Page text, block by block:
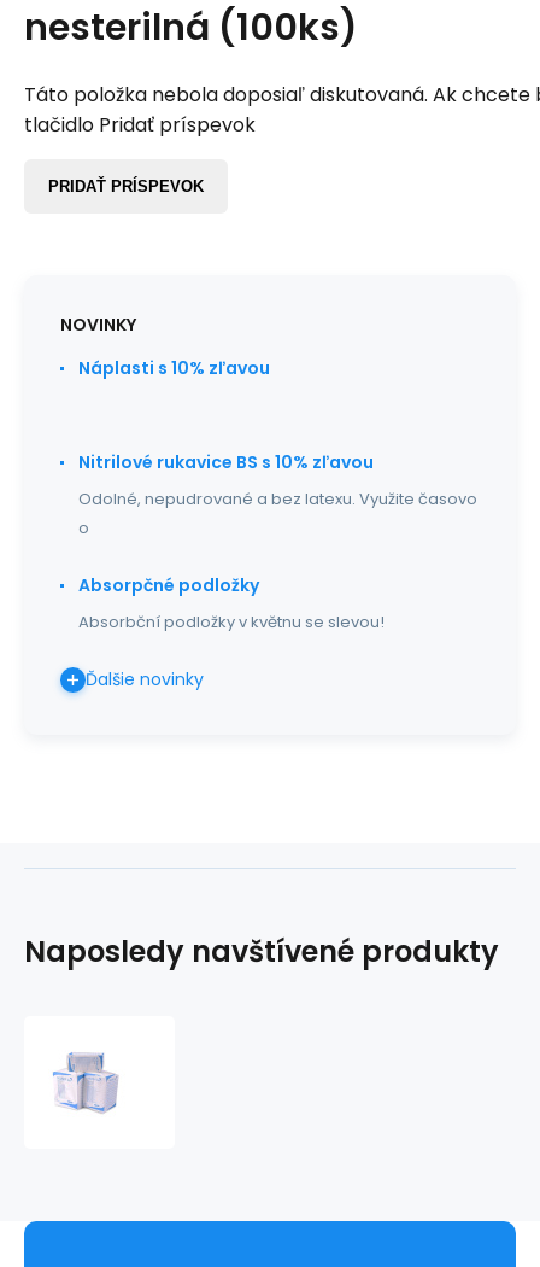
nesterilná (100ks)
Táto položka nebola doposiaľ diskutovaná. Ak chcete
tlačidlo Pridať príspevok
PRIDAŤ PRÍSPEVOK
NOVINKY
Náplasti s 10% zľavou
Nitrilové rukavice BS s 10% zľavou
Odolné, nepudrované a bez latexu. Využite časovo
o
Absorpčné podložky
Absorbční podložky v květnu se slevou!
Ďalšie novinky
Naposledy navštívené produkty
nesterilná